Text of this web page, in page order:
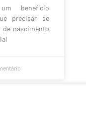
benefício
precisar se
nascimento